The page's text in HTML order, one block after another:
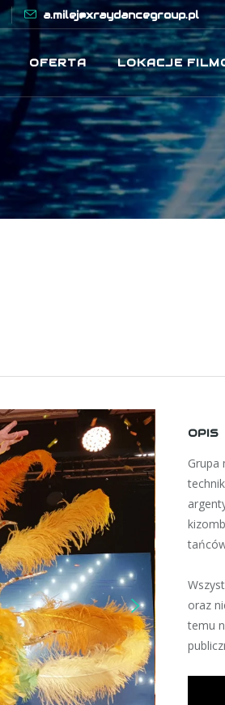
a.milej@xraydancegroup.pl
OFERTA LOKACJE
OPIS
Grupa
oraz
temu